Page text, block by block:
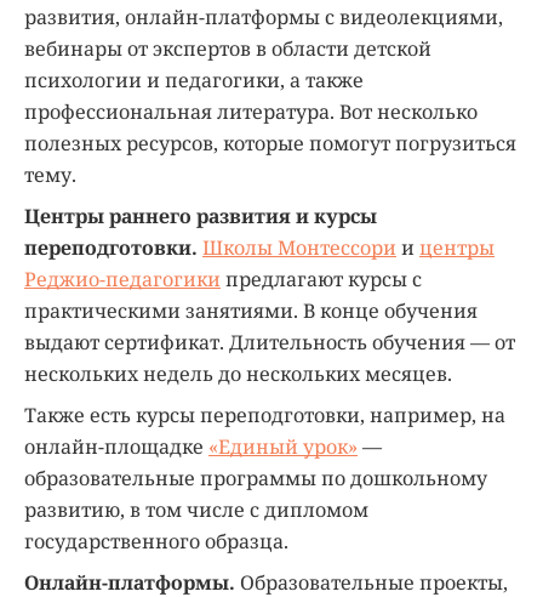
развития, онлайн-платформы с видеолекциями,
вебинары от экспертов в области детской
психологии и педагогики, а также
профессиональная литература. Вот несколько
полезных ресурсов, которые помогут погрузиться
тему.
Центры раннего развития и курсы
переподготовки. Школы Монтессори и центры
Реджио-педагогики предлагают курсы с
практическими занятиями. В конце обучения
выдают сертификат. Длительность обучения — от
нескольких недель до нескольких месяцев.
Также есть курсы переподготовки, например, на
онлайн-площадке «Единый урок» —
образовательные программы по дошкольному
развитию, в том числе с дипломом
государственного образца.
Онлайн-платформы. Образовательные проекты,